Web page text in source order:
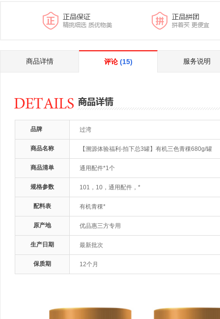
商品详情 评论 (15) 服务说明
品牌 过湾
商品名称 【溯源体验福利-拍下总3罐】有机三色青稞680g/罐
商品清单 通用配件*1个
规格参数 101，10，通用配件，*
配料表 有机青稞*
原产地 优品惠三方专用
生产日期 最新批次
保质期 12个月